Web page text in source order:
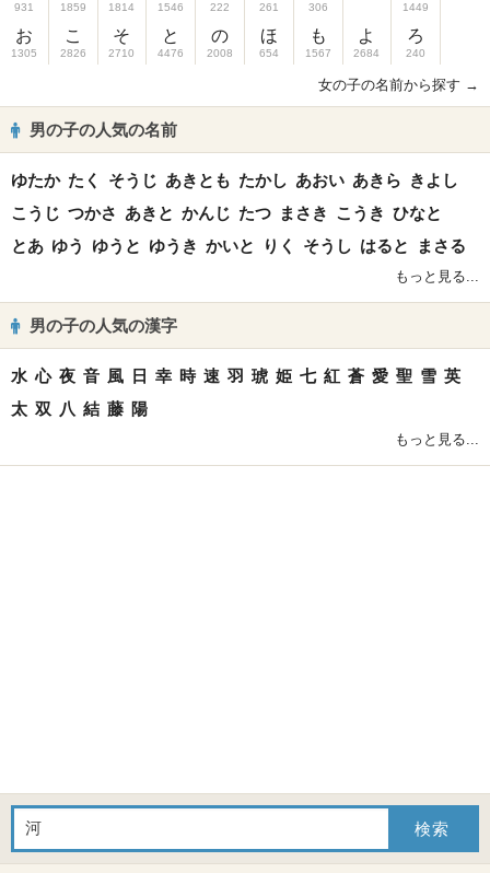
931
お
1305
1859
こ
2826
1814
そ
2710
1546
と
4476
222
の
2008
261
ほ
654
306
も
1567
よ
2684
1449
ろ
240
女の子の名前から探す →
男の子の人気の名前
ゆたか たく そうじ あきとも たかし あおい あきら きよし
こうじ つかさ あきと かんじ たつ まさき こうき ひなと
とあ ゆう ゆうと ゆうき かいと りく そうし はると まさる
もっと見る...
男の子の人気の漢字
水 心 夜 音 風 日 幸 時 速 羽 琥 姫 七 紅 蒼 愛 聖 雪 英
太 双 八 結 藤 陽
もっと見る...